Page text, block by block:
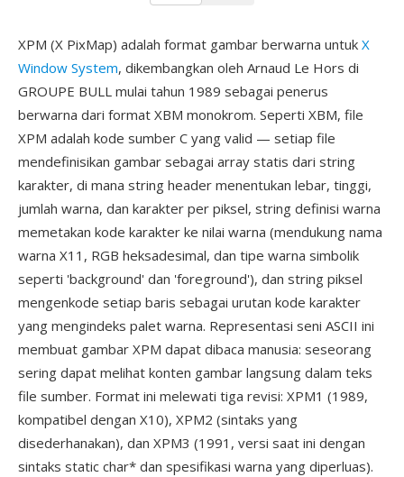
XPM (X PixMap) adalah format gambar berwarna untuk X
Window System, dikembangkan oleh Arnaud Le Hors di
GROUPE BULL mulai tahun 1989 sebagai penerus
berwarna dari format XBM monokrom. Seperti XBM, file
XPM adalah kode sumber C yang valid — setiap file
mendefinisikan gambar sebagai array statis dari string
karakter, di mana string header menentukan lebar, tinggi,
jumlah warna, dan karakter per piksel, string definisi warna
memetakan kode karakter ke nilai warna (mendukung nama
warna X11, RGB heksadesimal, dan tipe warna simbolik
seperti 'background' dan 'foreground'), dan string piksel
mengenkode setiap baris sebagai urutan kode karakter
yang mengindeks palet warna. Representasi seni ASCII ini
membuat gambar XPM dapat dibaca manusia: seseorang
sering dapat melihat konten gambar langsung dalam teks
file sumber. Format ini melewati tiga revisi: XPM1 (1989,
kompatibel dengan X10), XPM2 (sintaks yang
disederhanakan), dan XPM3 (1991, versi saat ini dengan
sintaks static char* dan spesifikasi warna yang diperluas).